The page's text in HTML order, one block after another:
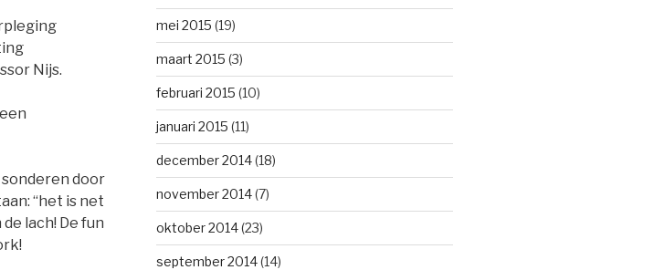
Nijs.
door
“het is net
lach! De fun
mei 2015 (19)
maart 2015 (3)
februari 2015 (10)
januari 2015 (11)
december 2014(18)
november 2014(7)
oktober 2014(23)
september 2014(14)